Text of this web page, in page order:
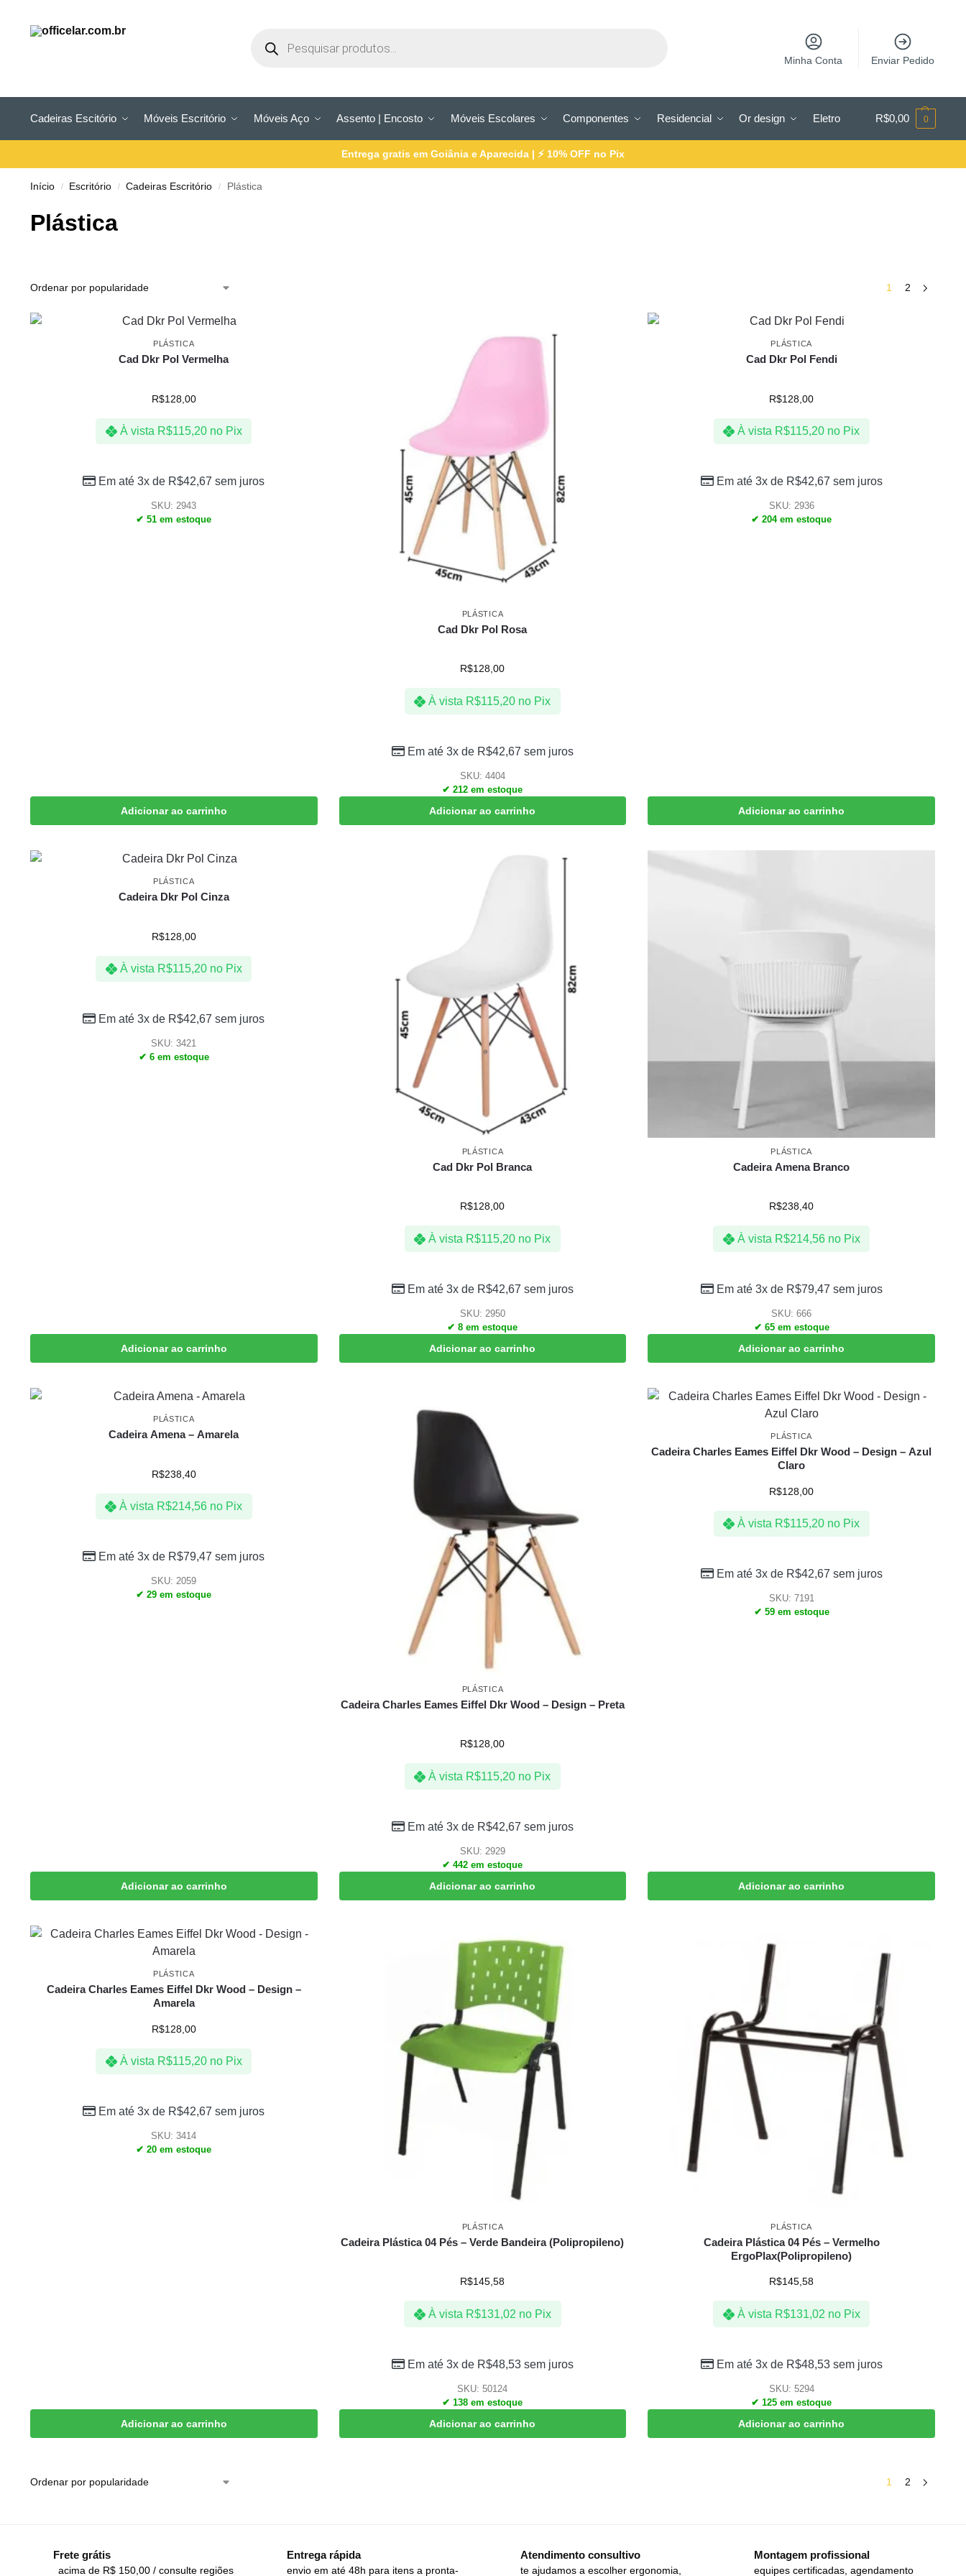
Minha Conta Enviar Pedido
Cadeiras Escitório Móveis Escritório Móveis Aço Assento | Encosto Móveis Escolares Componentes Residencial Or design Eletro R$0,00 0
Entrega gratis em Goiânia e Aparecida | ⚡ 10% OFF no Pix
Início / Escritório / Cadeiras Escritório / Plástica
Plástica
1 2
PLÁSTICA
Cad Dkr Pol Vermelha
R$128,00
À vista R$115,20 no Pix
Em até 3x de R$42,67 sem juros
SKU: 2943
✔ 51 em estoque
Adicionar ao carrinho
PLÁSTICA
Cad Dkr Pol Rosa
R$128,00
À vista R$115,20 no Pix
Em até 3x de R$42,67 sem juros
SKU: 4404
✔ 212 em estoque
Adicionar ao carrinho
PLÁSTICA
Cad Dkr Pol Fendi
R$128,00
À vista R$115,20 no Pix
Em até 3x de R$42,67 sem juros
SKU: 2936
✔ 204 em estoque
Adicionar ao carrinho
PLÁSTICA
Cadeira Dkr Pol Cinza
R$128,00
À vista R$115,20 no Pix
Em até 3x de R$42,67 sem juros
SKU: 3421
✔ 6 em estoque
Adicionar ao carrinho
PLÁSTICA
Cad Dkr Pol Branca
R$128,00
À vista R$115,20 no Pix
Em até 3x de R$42,67 sem juros
SKU: 2950
✔ 8 em estoque
Adicionar ao carrinho
PLÁSTICA
Cadeira Amena Branco
R$238,40
À vista R$214,56 no Pix
Em até 3x de R$79,47 sem juros
SKU: 666
✔ 65 em estoque
Adicionar ao carrinho
PLÁSTICA
Cadeira Amena – Amarela
R$238,40
À vista R$214,56 no Pix
Em até 3x de R$79,47 sem juros
SKU: 2059
✔ 29 em estoque
Adicionar ao carrinho
PLÁSTICA
Cadeira Charles Eames Eiffel Dkr Wood – Design – Preta
R$128,00
À vista R$115,20 no Pix
Em até 3x de R$42,67 sem juros
SKU: 2929
✔ 442 em estoque
Adicionar ao carrinho
PLÁSTICA
Cadeira Charles Eames Eiffel Dkr Wood – Design – Azul
Claro
R$128,00
À vista R$115,20 no Pix
Em até 3x de R$42,67 sem juros
SKU: 7191
✔ 59 em estoque
Adicionar ao carrinho
PLÁSTICA
Cadeira Charles Eames Eiffel Dkr Wood – Design –
Amarela
R$128,00
À vista R$115,20 no Pix
Em até 3x de R$42,67 sem juros
SKU: 3414
✔ 20 em estoque
Adicionar ao carrinho
PLÁSTICA
Cadeira Plástica 04 Pés – Verde Bandeira (Polipropileno)
R$145,58
À vista R$131,02 no Pix
Em até 3x de R$48,53sem juros
SKU: 50124
✔ 138 em estoque
Adicionar ao carrinho
PLÁSTICA
Cadeira Plástica 04 Pés – Vermelho
ErgoPlax(Polipropileno)
R$145,58
À vista R$131,02 no Pix
Em até 3x de R$48,53sem juros
SKU: 5294
✔ 125 em estoque
Adicionar ao carrinho
1 2
Frete grátis
acima de R$ 150,00 / consulte regiões
Entrega rápida
envio em até 48h para itens a pronta-
Atendimento consultivo
te ajudamos a escolher ergonomia,
Montagem profissional
equipes certificadas, agendamento